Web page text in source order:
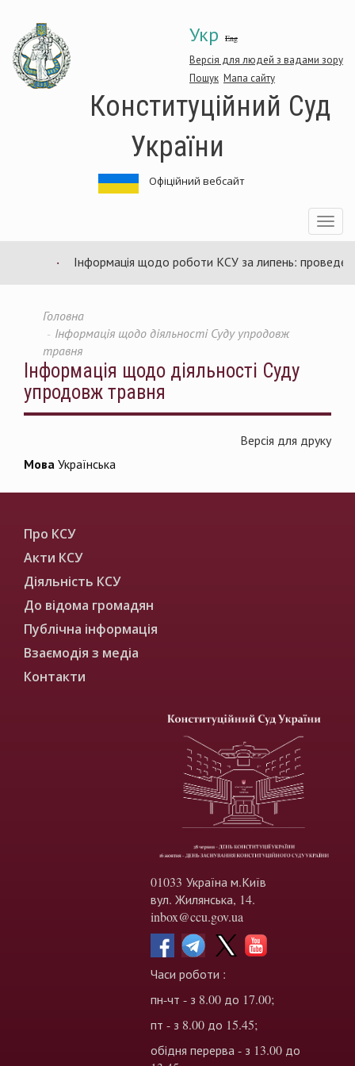
основного
матеріалу
Укр Eng
Версія для людей з вадами зору
Пошук Мапа сайту
Конституційний Суд
України
Офіційний вебсайт
Toggle
Інформація щодо роботи КСУ за липень: проведено
Головна
Інформація щодо діяльності Суду упродовж
травня
Інформація щодо діяльності Суду
упродовж травня
Версія для друку
Мова Українська
Про КСУ
Акти КСУ
Діяльність КСУ
До відома громадян
Публічна інформація
Взаємодія з медіа
Контакти
01033 Україна м.Київ
вул. Жилянська, 14.
inbox@ccu.gov.ua
Часи роботи :
пн-чт - з 8.00 до 17.00;
пт - з 8.00 до 15.45;
обідня перерва - з 13.00 до